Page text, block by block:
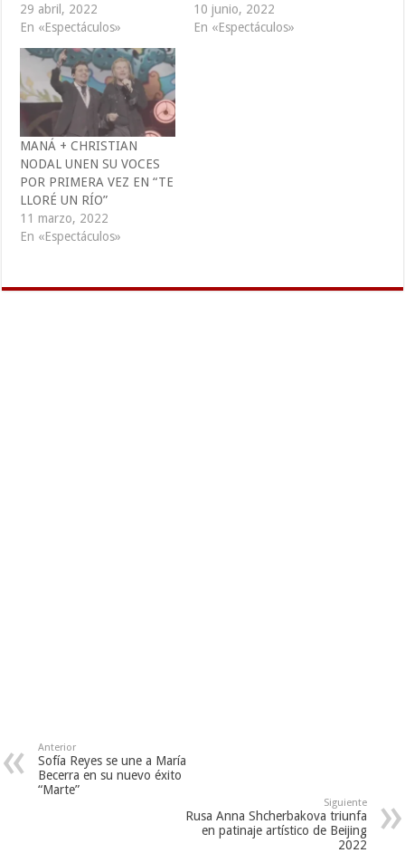
29 abril, 2022
En «Espectáculos»
10 junio, 2022
En «Espectáculos»
MANÁ + CHRISTIAN
NODAL UNEN SU VOCES
POR PRIMERA VEZ EN “TE
LLORÉ UN RÍO”
11 marzo, 2022
En «Espectáculos»
Anterior
Sofía Reyes se une a María
Becerra en su nuevo éxito
“Marte”
Siguiente
Rusa Anna Shcherbakova triunfa
en patinaje artístico de Beijing
2022